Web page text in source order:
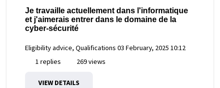
Je travaille actuellement dans l'informatique
et j'aimerais entrer dans le domaine de la
cyber-sécurité
Eligibility advice, Qualifications 03 February, 2025 10:12
1 replies
269 views
VIEW DETAILS